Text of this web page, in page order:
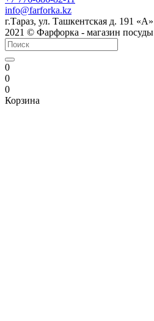
info@farforka.kz
г.Тараз, ул. Ташкентская д. 191 «А»
2021 © Фарфорка - магазин посуды
0
0
0
Корзина